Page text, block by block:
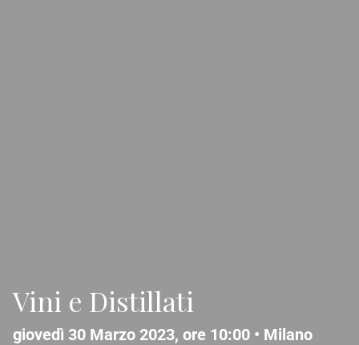
Vini e Distillati
giovedì 30 Marzo 2023, ore 10:00 • Milano